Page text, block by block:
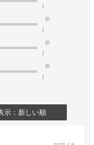
)
(0
)
(0
)
(0
)
示：新しい順